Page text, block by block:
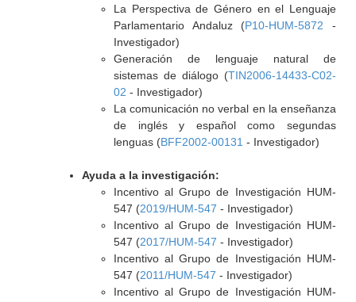
La Perspectiva de Género en el Lenguaje
Parlamentario Andaluz (P10-HUM-5872 -
Investigador)
Generación de lenguaje natural de
sistemas de diálogo (TIN2006-14433-C02-
02 - Investigador)
La comunicación no verbal en la enseñanza
de inglés y español como segundas
lenguas (BFF2002-00131 - Investigador)
Ayuda a la investigación:
Incentivo al Grupo de Investigación HUM-
547 (2019/HUM-547 - Investigador)
Incentivo al Grupo de Investigación HUM-
547 (2017/HUM-547 - Investigador)
Incentivo al Grupo de Investigación HUM-
547 (2011/HUM-547 - Investigador)
Incentivo al Grupo de Investigación HUM-